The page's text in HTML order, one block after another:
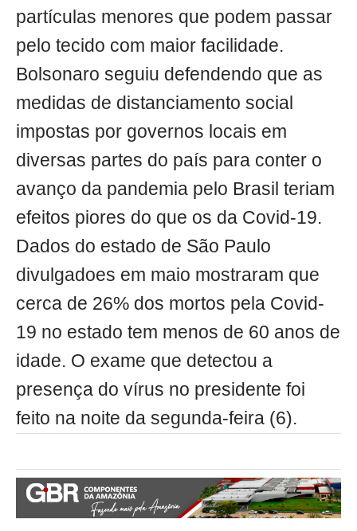
partículas menores que podem passar
pelo tecido com maior facilidade.
Bolsonaro seguiu defendendo que as
medidas de distanciamento social
impostas por governos locais em
diversas partes do país para conter o
avanço da pandemia pelo Brasil teriam
efeitos piores do que os da Covid-19.
Dados do estado de São Paulo
divulgadoes em maio mostraram que
cerca de 26% dos mortos pela Covid-
19 no estado tem menos de 60 anos de
idade. O exame que detectou a
presença do vírus no presidente foi
feito na noite da segunda-feira (6).